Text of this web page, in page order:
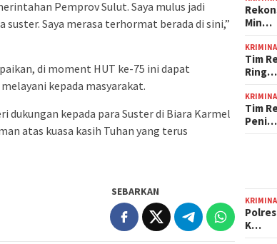
Pemprov Sulut. Saya mulus jadi
Saya merasa terhormat berada di sini,”
di moment HUT ke-75 ini dapat
kepada masyarakat.
dukungan kepada para Suster di Biara Karmel
atas kuasa kasih Tuhan yang terus
SEBARKAN
Min…
Tim
Ring…
Tim
Peni…
K…